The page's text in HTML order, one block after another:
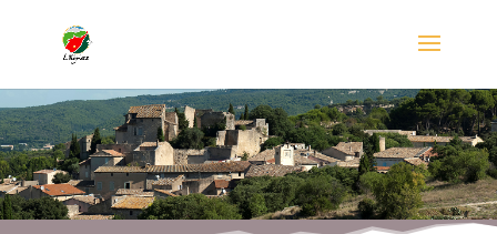
Démarches Administratives